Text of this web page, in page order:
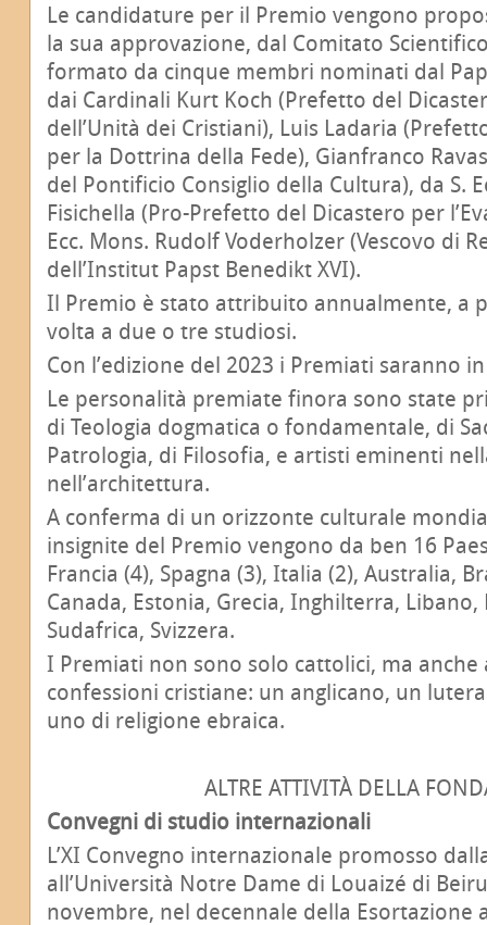
Le candidature per il Premio vengono
la sua approvazione, dal Comitato
formato da cinque membri nominati dal
dai Cardinali Kurt Koch (Prefetto del
dell’Unità dei Cristiani), Luis Ladaria
per la Dottrina della Fede), Gianfranco
del Pontificio Consiglio della Cultura), da S.
Fisichella (Pro-Prefetto del Dicastero per
Ecc. Mons. Rudolf Voderholzer (Vescovo di
dell’Institut Papst Benedikt XVI).
Il Premio è stato attribuito annualmente, a
volta a due o tre studiosi.
Con l’edizione del 2023 i Premiati saranno
Le personalità premiate finora sono state
di Teologia dogmatica o fondamentale, di
Patrologia, di Filosofia, e artisti eminenti
nell’architettura.
A conferma di un orizzonte culturale
insignite del Premio vengono da ben 16
Francia (4), Spagna (3), Italia (2), Australia,
Canada, Estonia, Grecia, Inghilterra,
Sudafrica, Svizzera.
I Premiati non sono solo cattolici, ma
confessioni cristiane: un anglicano, un
uno di religione ebraica.
ALTRE ATTIVITÀ DELLA
Convegni di studio internazionali
L’XI Convegno internazionale promosso
all’Università Notre Dame di Louaizé di
novembre, nel decennale della Esortazione